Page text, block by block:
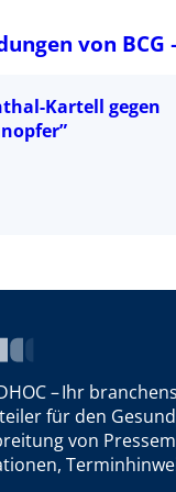
von
Kartell gegen
– Ihr
für den
von